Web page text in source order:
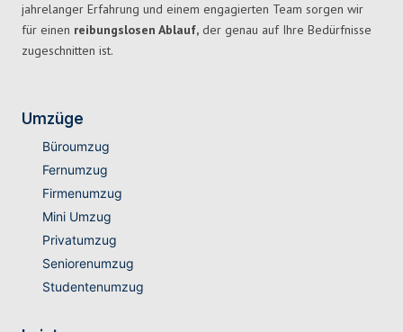
jahrelanger Erfahrung und einem engagierten Team sorgen wir
für einen reibungslosen Ablauf, der genau auf Ihre Bedürfnisse
zugeschnitten ist.
Umzüge
Büroumzug
Fernumzug
Firmenumzug
Mini Umzug
Privatumzug
Seniorenumzug
Studentenumzug